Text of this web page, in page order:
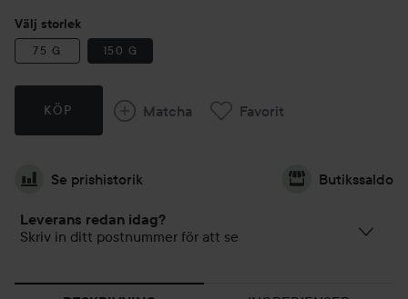
Välj storlek
75 G 150 G
KÖP Matcha Favorit
Se prishistorik Butikssaldo
Leverans redan idag?
Skriv in ditt postnummer för att se